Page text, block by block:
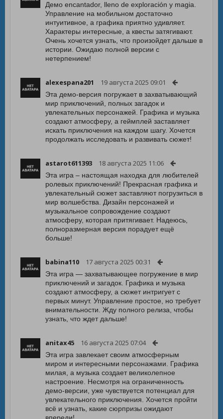
Демо encantador, lleno de exploración y magia.
Управление на мобильном достаточно
интуитивное, а графика приятно удивляет.
Характеры интересные, а квесты затягивают.
Очень хочется узнать, что произойдет дальше в
истории. Ожидаю полной версии с
нетерпением!
alexespana201 19 августа 2025 09:01
Эта демо-версия погружает в захватывающий
мир приключений, полных загадок и
увлекательных персонажей. Графика и музыка
создают атмосферу, а геймплей заставляет
искать приключения на каждом шагу. Хочется
продолжать исследовать и развивать сюжет!
astarot611393 18 августа 2025 11:06
Эта игра – настоящая находка для любителей
ролевых приключений! Прекрасная графика и
увлекательный сюжет заставляют погрузиться в
мир волшебства. Дизайн персонажей и
музыкальное сопровождение создают
атмосферу, которая притягивает. Надеюсь,
полноразмерная версия порадует ещё
больше!
babina110 17 августа 2025 00:31
Эта игра — захватывающее погружение в мир
приключений и загадок. Графика и музыка
создают атмосферу, а сюжет интригует с
первых минут. Управление простое, но требует
внимательности. Жду полного релиза, чтобы
узнать, что ждет дальше!
anitax45 16 августа 2025 07:04
Эта игра завлекает своим атмосферным
миром и интересными персонажами. Графика
милая, а музыка создает великолепное
настроение. Несмотря на ограниченность
демо-версии, уже чувствуется потенциал для
увлекательного приключения. Хочется пройти
всё и узнать, какие сюрпризы ожидают